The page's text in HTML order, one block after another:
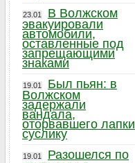
23.01
В Волжском
эвакуировали
автомобили,
оставленные под
запрещающими
знаками
19.01
Был пьян: в
Волжском
задержали
вандала,
оторвавшего лапки
суслику
19.01
Разошелся по